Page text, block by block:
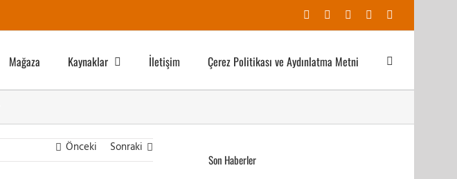
Facebook YouTubeInstagram
Mağaza Kaynaklar İletişim Çerez Politikası ve Aydınlatma Metni
Önceki
Sonraki
Son Haberler